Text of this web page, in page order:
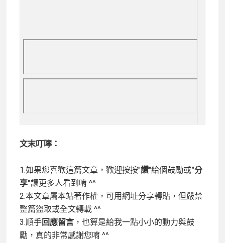
文末叮嚀：
1.如果您喜歡這篇文章，歡迎按按"讚"給個鼓勵或"分
享"讓更多人看到唷 ^^
2.本文章屬本站著作權，可用網址分享轉貼，但嚴禁
整篇盜取或全文轉載 ^^
3.順手回應留言 ，也算是給我一點小小的動力與鼓
勵，真的非常感謝您唷 ^^